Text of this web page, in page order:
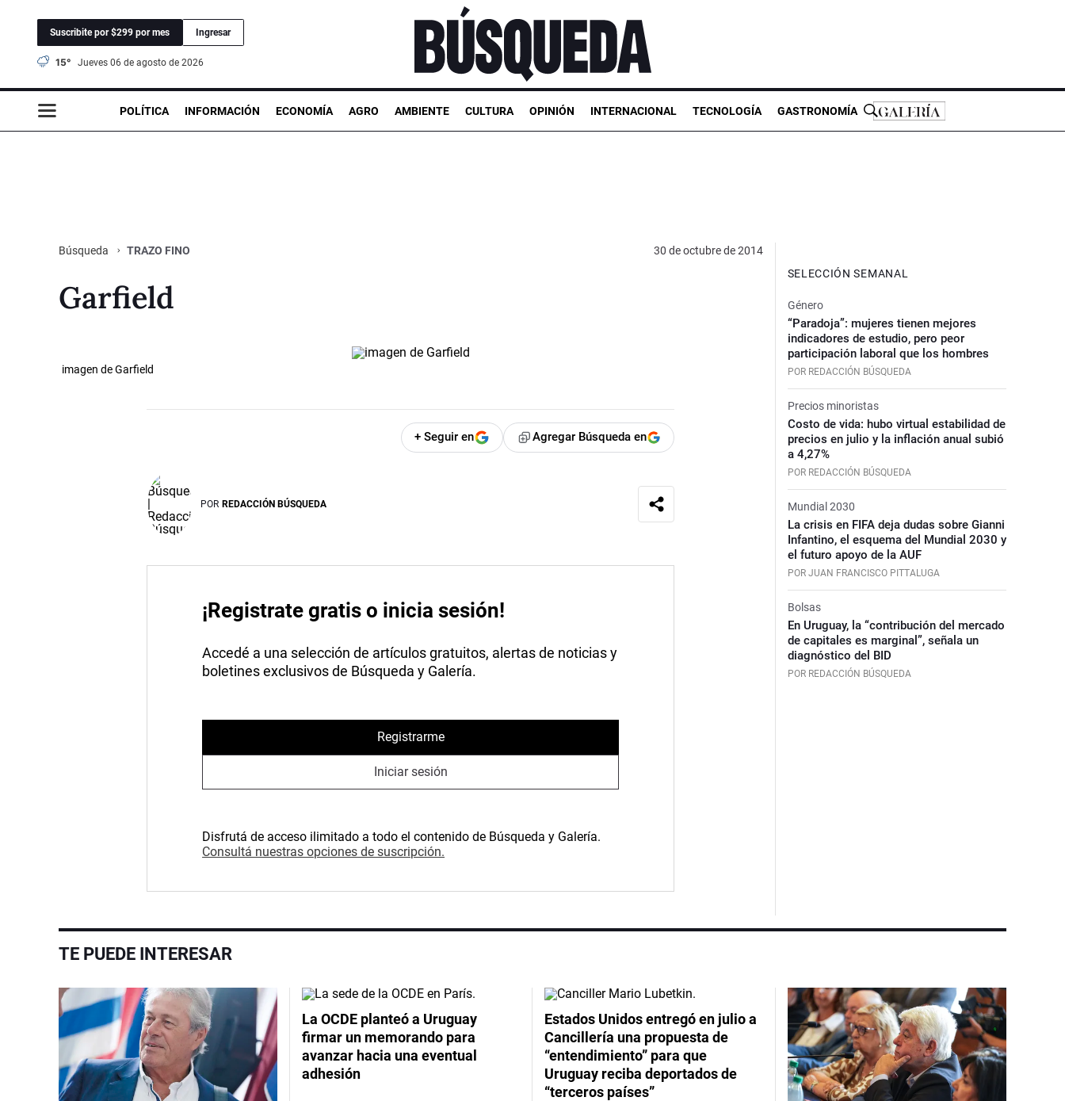
Suscribite por $299 por mes Ingresar
15° jueves 06 de agosto de 2026
POLÍTICA INFORMACIÓN ECONOMÍA AGRO AMBIENTE CULTURA OPINIÓN INTERNACIONAL TECNOLOGÍA GASTRONOMÍA
Búsqueda TRAZO FINO 30 de octubre de 2014
Garfield
imagen de Garfield
+ Seguir en Agregar Búsqueda en
POR REDACCIÓN BÚSQUEDA
¡Registrate gratis o inicia sesión!
Accedé a una selección de artículos gratuitos, alertas de noticias y
boletines exclusivos de Búsqueda y Galería.
Registrarme
Iniciar sesión
Disfrutá de acceso ilimitado a todo el contenido de Búsqueda y Galería.
Consultá nuestras opciones de suscripción.
SELECCIÓN SEMANAL
Género
“Paradoja”: mujeres tienen mejores
indicadores de estudio, pero peor
participación laboral que los hombres
POR REDACCIÓN BÚSQUEDA
Precios minoristas
Costo de vida: hubo virtual estabilidad de
precios en julio y la inflación anual subió
a 4,27%
POR REDACCIÓN BÚSQUEDA
Mundial 2030
La crisis en FIFA deja dudas sobre Gianni
Infantino, el esquema del Mundial 2030 y
el futuro apoyo de la AUF
POR JUAN FRANCISCO PITTALUGA
Bolsas
En Uruguay, la “contribución del mercado
de capitales es marginal”, señala un
diagnóstico del BID
POR REDACCIÓN BÚSQUEDA
TE PUEDE INTERESAR
La OCDE planteó a Uruguay
firmar un memorando para
avanzar hacia una eventual
adhesión
Estados Unidos entregó en julio a
Cancillería una propuesta de
“entendimiento” para que
Uruguay reciba deportados de
“terceros países”